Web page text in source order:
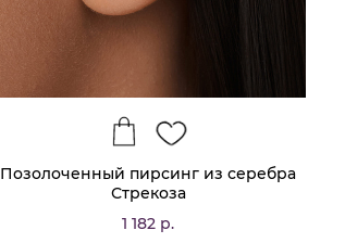
Позолоченный пирсинг из серебра
Стрекоза
1 182 р.